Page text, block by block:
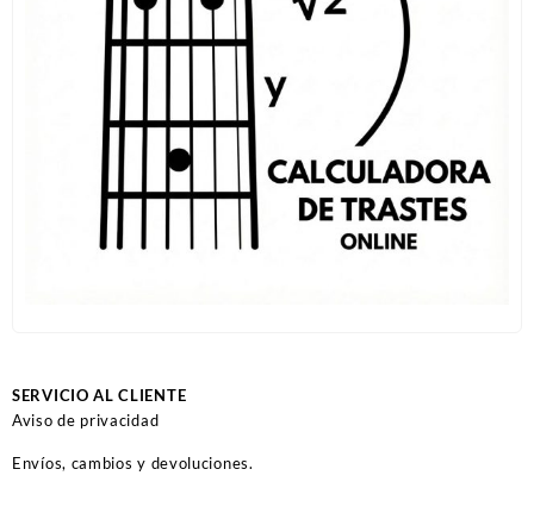
SERVICIO AL CLIENTE
Aviso de privacidad
Envíos, cambios y devoluciones.